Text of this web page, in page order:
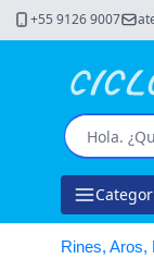
+55 9126 9007
Rines, Aros,